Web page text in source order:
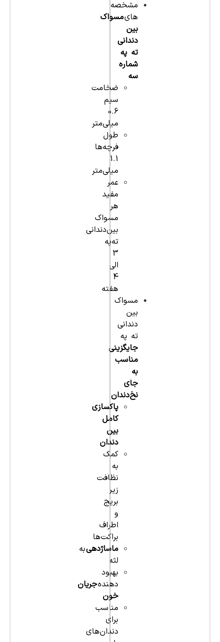
مشخصه
هایمسواک
بین
دندانی
ته په
شماره
سه
ضخامت
سیم
0.6
میلی‌متر
طول
فرچه‌ها
1.1
میلی‌متر
عمر
مفید
هر
مسواک
بین‌دندانی
ته‌په
3
الی
4
هفته
مسواک
بین
دندانی
ته په
جایگزینی
مناسب
به
جای
نخ‌دندان
پاکسازی
کامل
بین
دندان
کمک
به
نظافت
زیر
بریج
و
اطراف
براکت‌ها
ماساژدهیبه
لثه
بهبود
دهندهجریان
خون
مناسب
برای
دندان‌های